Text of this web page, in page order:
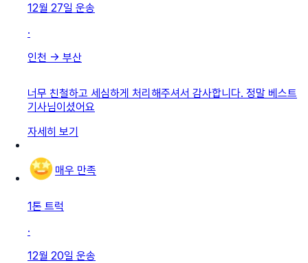
12월 27일 운송
·
인천 → 부산
너무 친철하고 세심하게 처리해주셔서 감사합니다. 정말 베스트
기사님이셨어요
자세히 보기
매우 만족
1톤 트럭
·
12월 20일 운송